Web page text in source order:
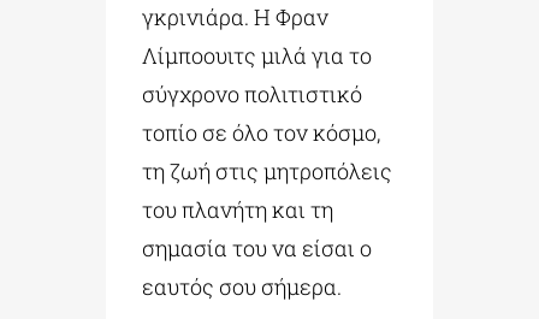
γκρινιάρα. Η Φραν
Λίμποουιτς μιλά για το
σύγχρονο πολιτιστικό
τοπίο σε όλο τον κόσμο,
τη ζωή στις μητροπόλεις
του πλανήτη και τη
σημασία του να είσαι ο
εαυτός σου σήμερα.